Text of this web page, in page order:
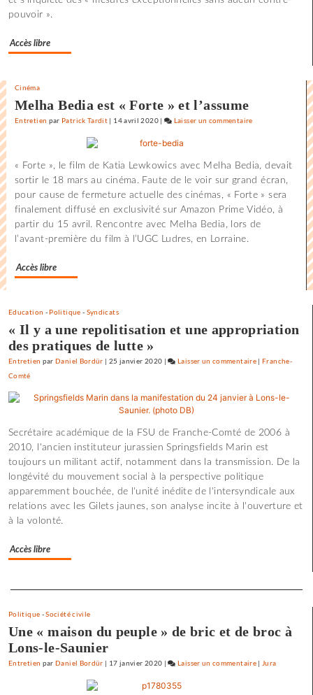
pouvoir ».
Accès libre
Cinéma
Melha Bedia est « Forte » et l’assume
Entretien par Patrick Tardit | 14 avril 2020| Laisser un commentaire
:
«
J’aime
les
films
« Forte », le film de Katia Lewkowics avec Melha Bedia, devait
sortir le 18 mars au cinéma. Faute de le voir sur grand écran,
pour cause de fermeture actuelle des cinémas, « Forte » sera
finalement diffusé en exclusivité sur Amazon Prime Vidéo, à
partir du 15 avril. Rencontre avec Melha Bedia, lors de
l’avant-première du film à l’UGC Ludres, en Lorraine.
Accès libre
Education - Politique - Syndicats
« Il y a une repolitisation et une appropriation
des pratiques de lutte »
Entretien parDaniel Bordür | 25 janvier 2020 | Laisser un commentaire on
J’aime
les
films
où
il
y
|Franche-
Comté
Secrétaire académique de la FSU de Franche-Comté de 2006 à
2010, l'ancien instituteur jurassien Springsfields Marin est
toujours un militant actif, notamment dans la transmission. De la
longévité du mouvement social à la perspective politique
apparemment bouchée, de l'unité inédite de l'intersyndicale aux
relations avec les Gilets jaunes, son analyse incite à l'ouverture et
à la volonté.
Accès libre
Politique -Société civile
Une « maison du peuple » de bric et de broc à
Lons-le-Saunier
Entretien parDaniel Bordür | 17 janvier 2020 | Laisser un commentaire on
| Jura